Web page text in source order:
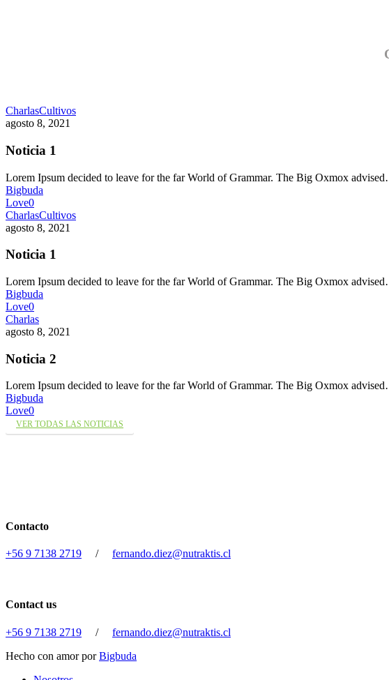
CharlasCultivos
agosto 8, 2021
Noticia 1
Lorem Ipsum decided to leave for the far World of Grammar. The Big Oxmox
Bigbuda
Love0
CharlasCultivos
agosto 8, 2021
Noticia 1
Lorem Ipsum decided to leave for the far World of Grammar. The Big Oxmox
Bigbuda
Love0
Charlas
agosto 8, 2021
Noticia 2
Lorem Ipsum decided to leave for the far World of Grammar. The Big Oxmox
Bigbuda
Love0
VER TODAS LAS NOTICIAS
Contacto
+56 9 7138 2719 / fernando.diez@nutraktis.cl
Contact us
+56 9 7138 2719 / fernando.diez@nutraktis.cl
Hecho con amor porBigbuda